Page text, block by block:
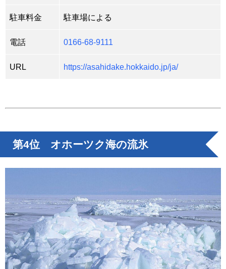
駐車料金 駐車場による
電話 0166-68-9111
URL https://asahidake.hokkaido.jp/ja/
第4位 オホーツク海の流氷